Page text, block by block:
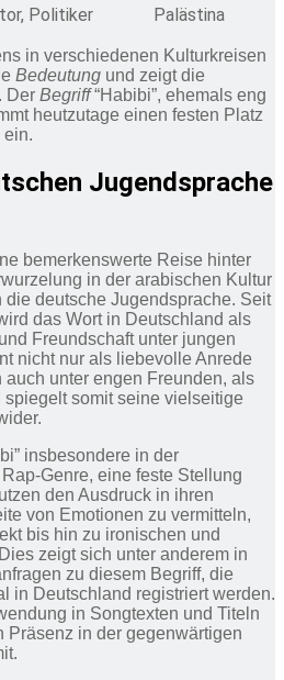
Politiker Palästina
in verschiedenen Kulturkreisen
Bedeutung und zeigt die
Der Begriff“Habibi”, ehemals eng
heutzutage einen festen Platz
ein.
Jugendsprache
bemerkenswerte Reise hinter
in der arabischen Kultur
die deutsche Jugendsprache. Seit
das Wort in Deutschland als
Freundschaft unter jungen
nicht nur als liebevolle Anrede
auch unter engen Freunden, als
spiegelt somit seine vielseitige
insbesondere in der
Genre, eine feste Stellung
den Ausdruck in ihren
von Emotionen zu vermitteln,
bis hin zu ironischen und
zeigt sich unter anderem in
zu diesem Begriff, die
in Deutschland registriert werden.
in Songtexten und Titeln
Präsenz in der gegenwärtigen